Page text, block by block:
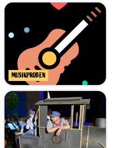
MUSIKPROBEN